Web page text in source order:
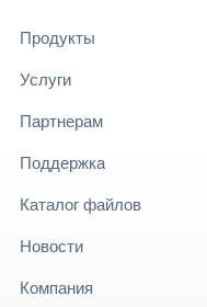
Продукты
Услуги
Партнерам
Поддержка
Каталог файлов
Новости
Компания